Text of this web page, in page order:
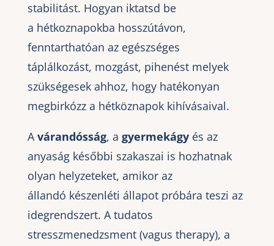
stabilitást. Hogyan iktatsd be
a hétkoznapokba hosszútávon,
fenntarthatóan az egészséges
táplálkozást, mozgást, pihenést melyek
szükségesek ahhoz, hogy hatékonyan
megbirkózz a hétköznapok kihívásaival.
Avárandósság, a gyermekágy és az
anyaság későbbi szakaszai is hozhatnak
olyan helyzeteket, amikor az
állandó készenléti állapot próbára teszi az
idegrendszert. A tudatos
stresszmenedzsment (vagus therapy), a